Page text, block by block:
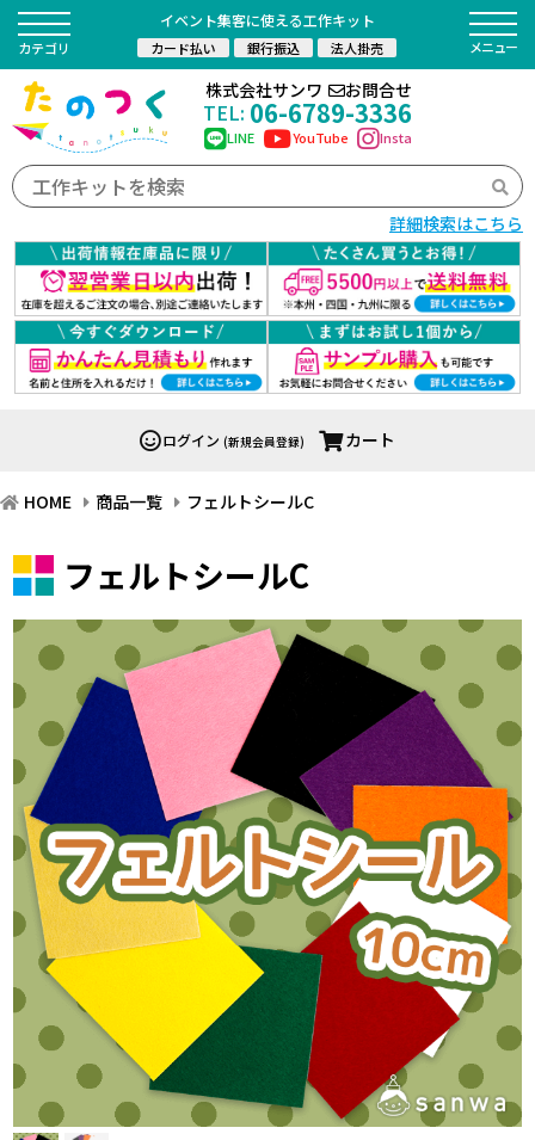
イベント集客に使える工作キット
カード払い 銀行振込 法人掛売
詳細検索はこちら
株式会社サンワ お問合せ
TEL: 06-6789-3336
LINE YouTube Insta
カテゴリ
ログイン (新規会員登録) カート
HOME 商品一覧 フェルトシールC
フェルトシールC